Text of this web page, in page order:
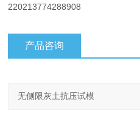
220213774288908
产品咨询